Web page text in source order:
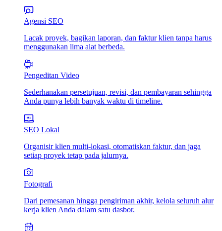
Agensi SEO
Lacak proyek, bagikan laporan, dan faktur klien tanpa harus
menggunakan lima alat berbeda.
Pengeditan Video
Sederhanakan persetujuan, revisi, dan pembayaran sehingga
Anda punya lebih banyak waktu di timeline.
SEO Lokal
Organisir klien multi-lokasi, otomatiskan faktur, dan jaga
setiap proyek tetap pada jalurnya.
Fotografi
Dari pemesanan hingga pengiriman akhir, kelola seluruh alur
kerja klien Anda dalam satu dasbor.